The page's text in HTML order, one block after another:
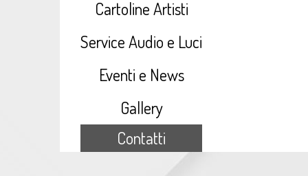
Cartoline Artisti
Service Audio e Luci
Eventi e News
Gallery
Contatti